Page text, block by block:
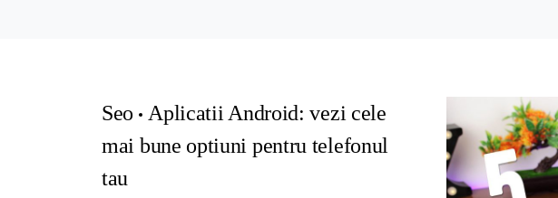
Seo
Aplicatii Android: vezi cele
mai bune optiuni pentru telefonul
tau